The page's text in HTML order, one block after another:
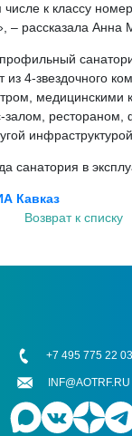
к классу
– рассказала Анна
из 4-звездочного
медицинскими
залом, рестораном,
инфраструктурой.
санатория в
Кавказ
Возврат к списку
+7 495 775 22 03
INF@AOTRF.RU